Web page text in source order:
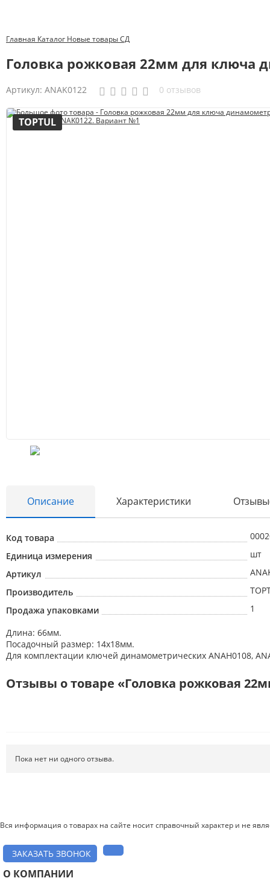
Главная Каталог Новые товарыСД
Головка рожковая 22мм для ключа
Артикул: ANAK0122 0 отзывов
TOPTUL
Описание Характеристики
Код товара
Единица измерения
шт
Артикул
Производитель
Продажа упаковками
1
Длина: 66мм.
Посадочный размер: 14х18мм.
Для комплектации ключей динамометрических ANAH0108,
Отзывы о товаре «Головка рожковая
Пока нет ни одного отзыва.
Вся информация о товарах на сайте носит справочный характер и не
ЗАКАЗАТЬ ЗВОНОК
О КОМПАНИИ